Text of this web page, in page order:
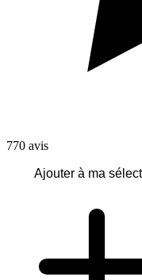
770 avis
Ajouter à ma